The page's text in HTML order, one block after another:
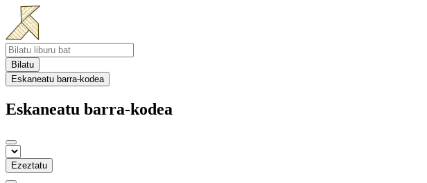
Bilatu
Eskaneatu barra-kodea
Eskaneatu barra-kodea
Ezeztatu